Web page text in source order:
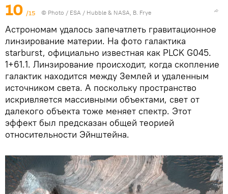
10 /15 © Photo / ESA / Hubble & NASA, B. Frye
Астрономам удалось запечатлеть гравитационное
линзирование материи. На фото галактика
starburst, официально известная как PLCK G045.
1+61.1. Линзирование происходит, когда скопление
галактик находится между Землей и удаленным
источником света. А поскольку пространство
искривляется массивными объектами, свет от
далекого объекта тоже меняет спектр. Этот
эффект был предсказан общей теорией
относительности Эйнштейна.